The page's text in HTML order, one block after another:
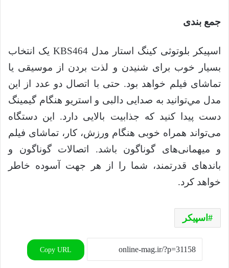
جمع بندی
اسپیکر بلوتوثی کینگ استار مدل KBS464 یک انتخاب
بسیار خوب برای شنیدن و لذت بردن از موسیقی یا
تماشای فیلم خواهد بود. حتی با اتصال دو عدد از این
مدل مي‌توانید به صدایی دالبی و استریو هنگام گیمینگ
دست پیدا کنید که جذابیت بالایی دارد. این دستگاه
می‌تواند همراه خوبی هنگام ورزش، کار، تماشای فیلم
و میهمانی‌های گوناگون باشد. اتصالات گوناگون و
باندهای قدرتمند، شما را از هر جهت آسوده خاطر
خواهد کرد.
اسپیکر
Copy URL